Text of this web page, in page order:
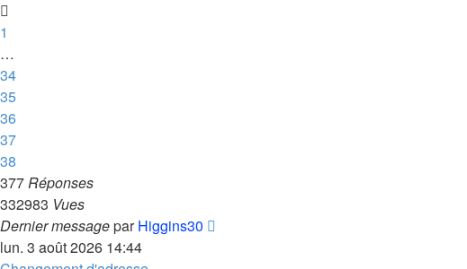
1
…
34
35
36
37
38
377Réponses
332983 Vues
Dernier messageparHiggins30
lun. 3 août 2026 14:44